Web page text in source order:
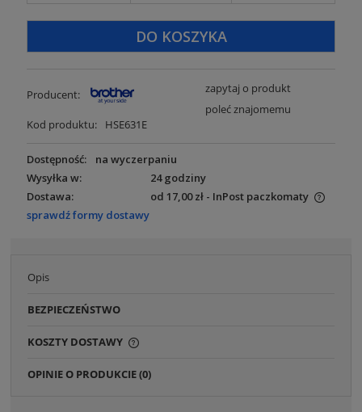
DO KOSZYKA
Producent:
Kod produktu: HSE631E
zapytaj o produkt
poleć znajomemu
Dostępność:
na wyczerpaniu
Wysyłka w:
24 godziny
Dostawa:
od 17,00 zł - InPost paczkomaty
Cena nie zawiera ewentualnych kosztów płatności
sprawdź formy dostawy
Opis
BEZPIECZEŃSTWO
KOSZTY DOSTAWY
PŁATNOŚCI
OPINIE O PRODUKCIE (0)